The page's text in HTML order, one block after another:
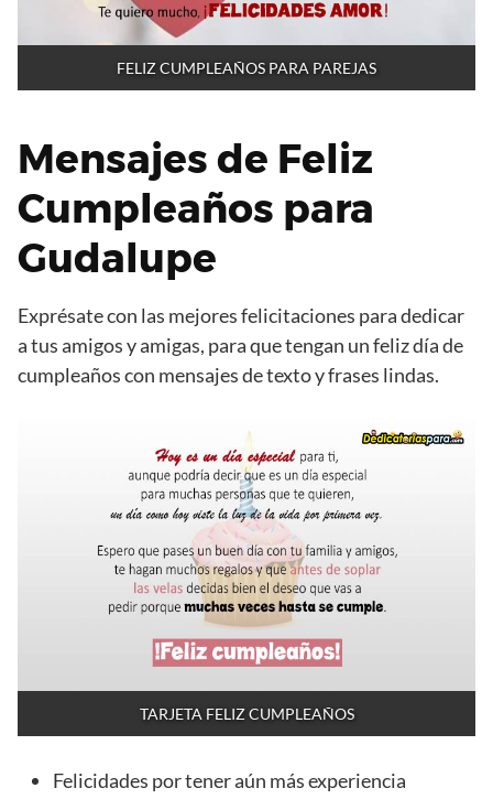
FELIZ CUMPLEAÑOS PARA PAREJAS
Mensajes de Feliz
Cumpleaños para
Gudalupe
Exprésate con las mejores felicitaciones para dedicar
a tus amigos y amigas, para que tengan un feliz día de
cumpleaños con mensajes de texto y frases lindas.
TARJETA FELIZ CUMPLEAÑOS
Felicidades por tener aún más experiencia